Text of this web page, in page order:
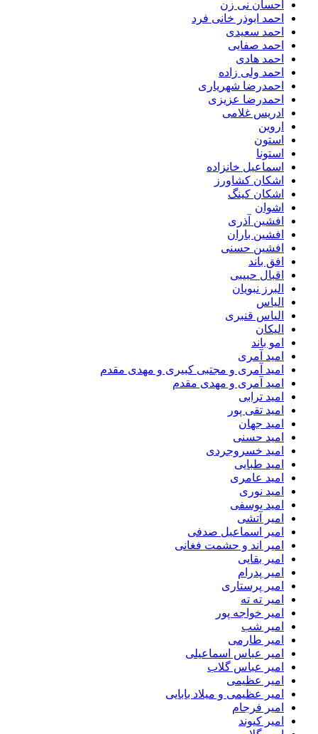
احسان نی زن
احمد ابوذر خانی فرد
احمد سعیدی
احمد صفایی
احمد هادی
احمد ولی زاده
احمدرضا شهریاری
احمدرضا عزیزی
ادریس غلامی
اروین
استون
استونا
اسماعیل خانزاده
اشکان کشاورز
اشکان کینگ
اشوان
افشین آذری
افشین باران
افشین حسنی
افق باند
اقبال حبیبی
البرز نبویان
الیاس
الیاس قنبرى
الیکان
امو باند
امید آمری
امید آمری و مجتبی کبیری و مهدى مقدم
امید آمری و مهدی مقدم
امید ترابی
امید تقی پور
امید جهان
امید حسنی
امید خسروجردی
امید طبایی
امید عامری
امید نوری
امید یوسفی
امیر آتشی
امیر اسماعیل صدفی
امیر اند و حشمت فغانی
امیر بقایی
امیر پدرام
امیر پرستاری
امیر ته ته
امیر خواجه پور
امیر شب
امیر طارمی
امیر عباس اسماعیلی
امیر عباس گلاب
امیر عظیمی
امیر عظیمی و میلاد بابایی
امیر فرجام
امیر کیوند